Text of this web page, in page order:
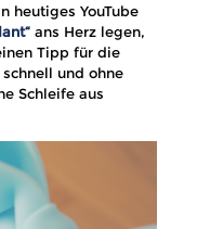
heutiges YouTube
ans Herz legen,
Tipp für die
und ohne
Schleife aus